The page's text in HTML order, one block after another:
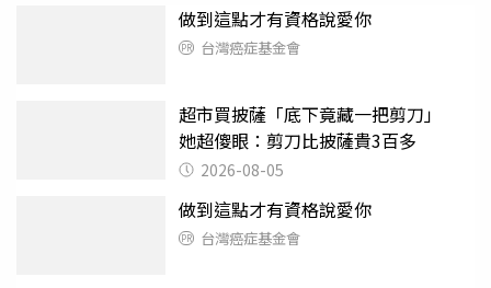
做到這點才有資格說愛你
台灣癌症基金會
超市買披薩「底下竟藏一把剪刀」
她超傻眼：剪刀比披薩貴3百多
2026-08-05
做到這點才有資格說愛你
台灣癌症基金會